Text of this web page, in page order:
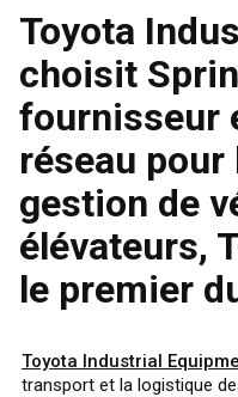
Toyota
choisit
fournisseur
réseau
gestion de
élévateurs,
le premier
Toyota Industrial
transport et la logistique